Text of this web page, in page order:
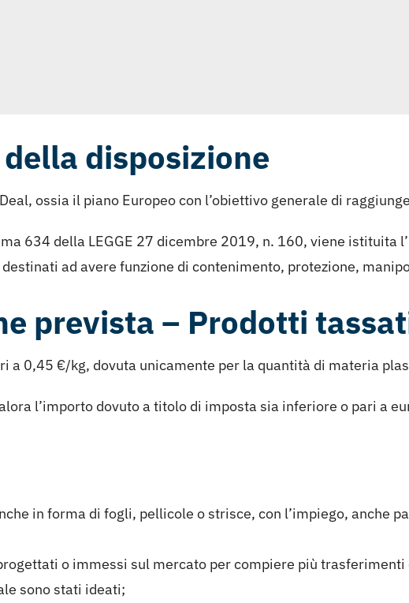
disposizione
ossia il piano Europeo con l’obiettivo generale di
634 della LEGGE 27 dicembre 2019, n. 160, viene istituita
destinati ad avere funzione di contenimento, protezione,
prevista – Prodotti
a 0,45 €/kg, dovuta unicamente per la quantità di materia
l’importo dovuto a titolo di imposta sia inferiore o pari a
in forma di fogli, pellicole o strisce, con l’impiego, anche
o immessi sul mercato per compiere più
sono stati ideati;